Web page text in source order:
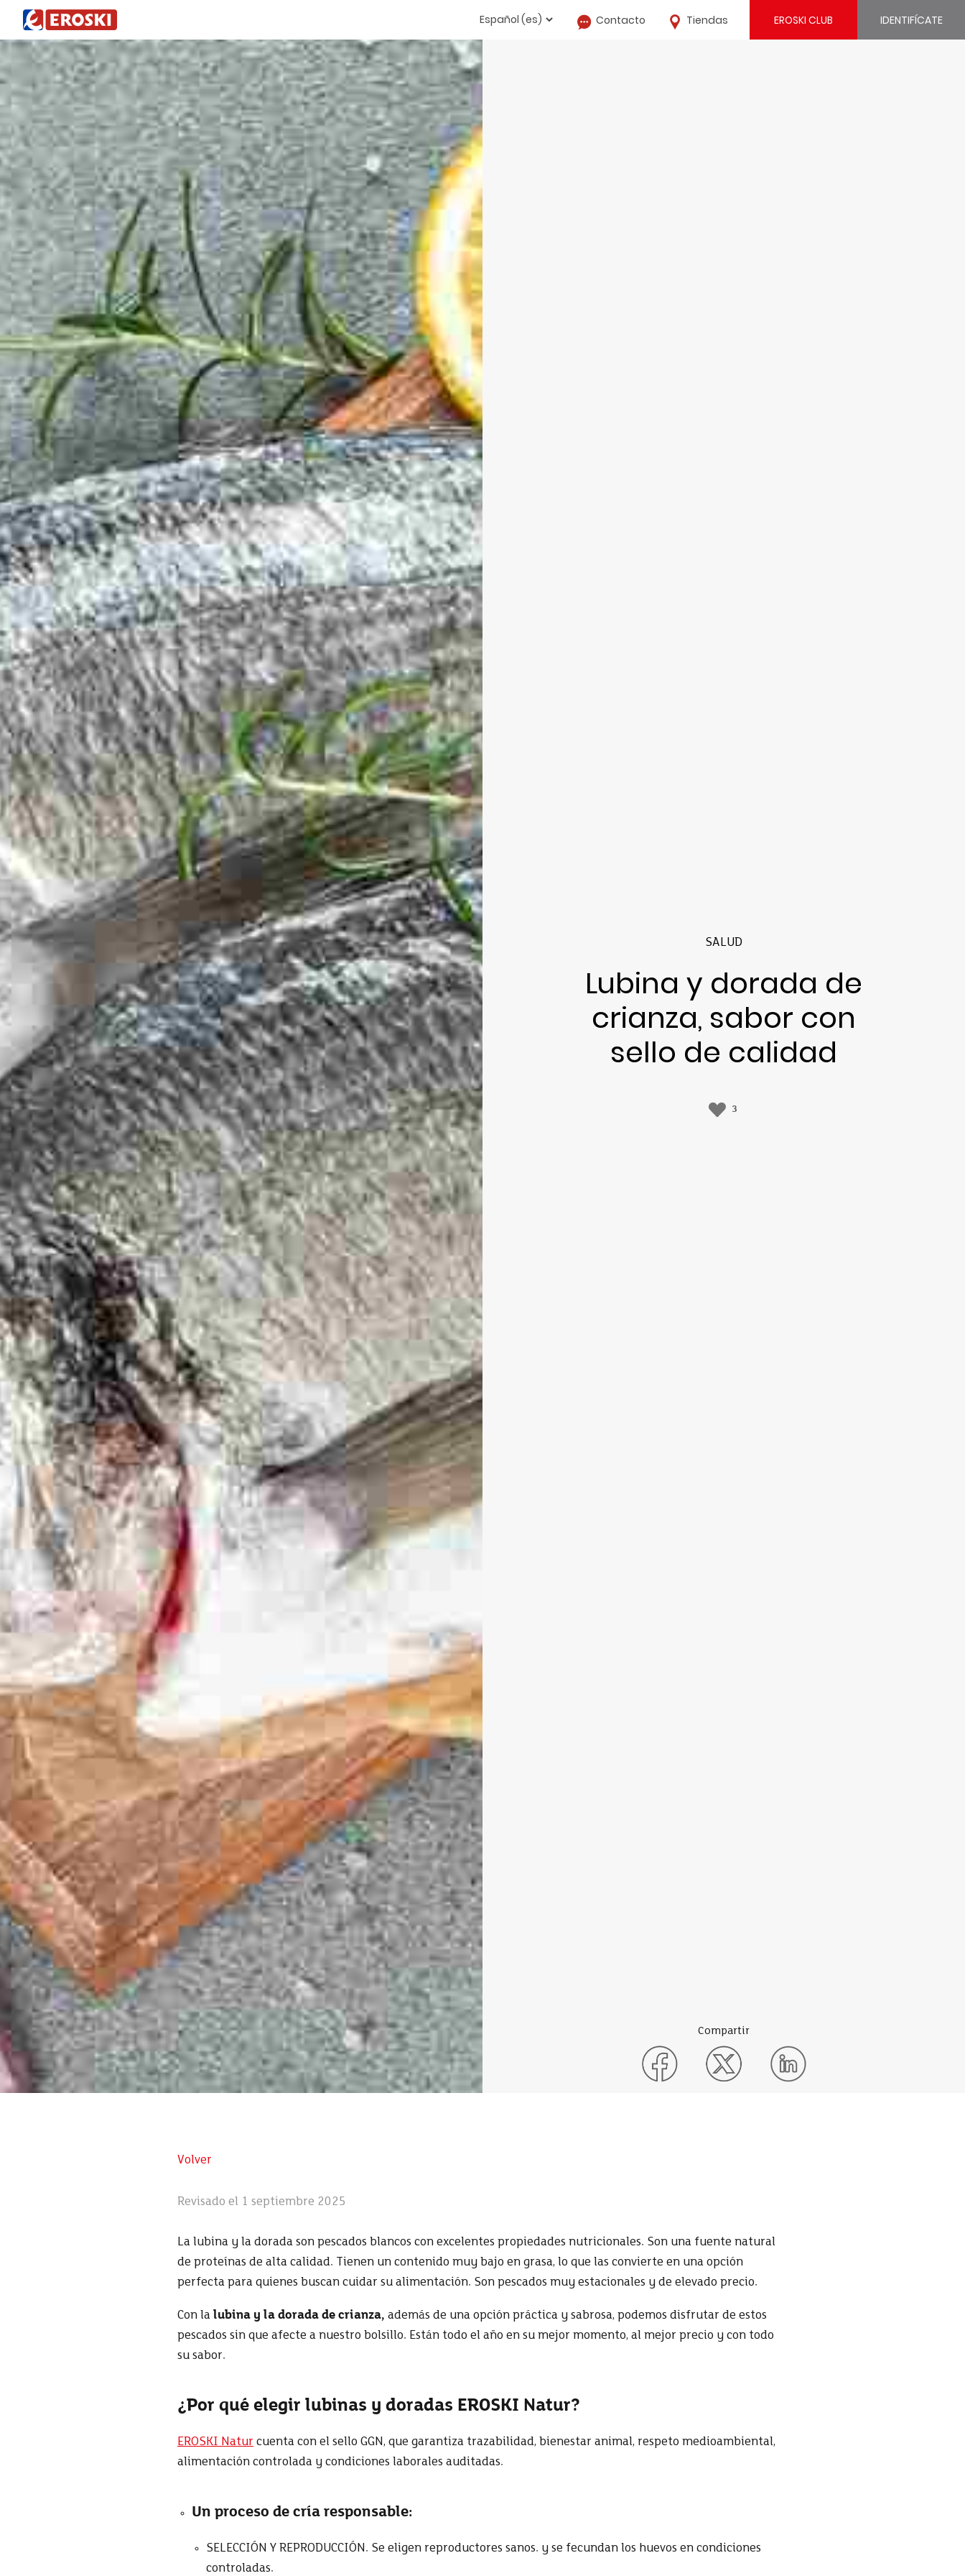
Contacto Tiendas EROSKI CLUB IDENTIFÍCATE
SALUD
Lubina y dorada de
crianza, sabor con
sello de calidad
3
Compartir
Volver
Revisado el 1 septiembre 2025
La lubina y la dorada son pescados blancos con excelentes propiedades nutricionales. Son una fuente natural
de proteínas de alta calidad. Tienen un contenido muy bajo en grasa, lo que las convierte en una opción
perfecta para quienes buscan cuidar su alimentación. Son pescados muy estacionales y de elevado precio.
Con la lubina y la dorada de crianza, además de una opción práctica y sabrosa, podemos disfrutar de estos
pescados sin que afecte a nuestro bolsillo. Están todo el año en su mejor momento, al mejor precio y con todo
su sabor.
¿Por qué elegir lubinas y doradas EROSKI Natur?
EROSKI Natur cuenta con el sello GGN, que garantiza trazabilidad, bienestar animal, respeto medioambiental,
alimentación controlada y condiciones laborales auditadas.
Un proceso de cría responsable:
SELECCIÓN Y REPRODUCCIÓN. Se eligen reproductores sanos. y se fecundan los huevos en condiciones
controladas.